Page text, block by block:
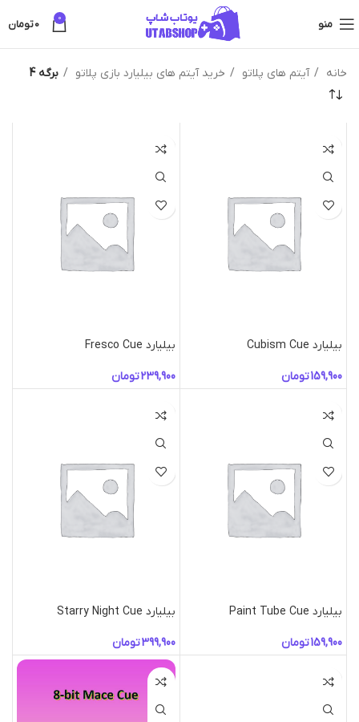
منو 0
0تومان
خانه آیتم های پلاتو خرید آیتم های بیلیارد بازی پلاتو برگه 4
بیلیارد Cubism Cue
تومان
بیلیارد Fresco Cue
تومان
بیلیارد Paint Tube Cue
تومان
بیلیارد Starry Night Cue
تومان